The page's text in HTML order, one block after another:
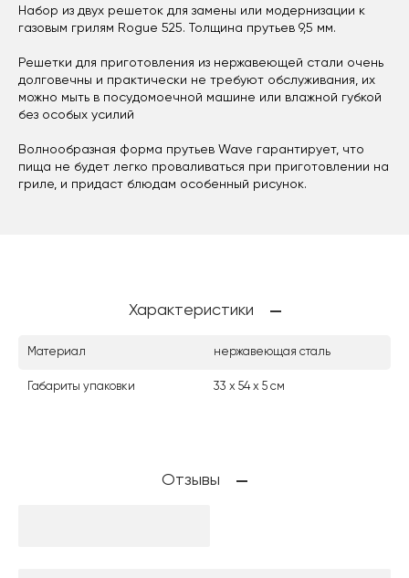
Набор из двух решеток для замены или модернизации к
газовым грилям Rogue 525. Толщина прутьев 9,5 мм.
Решетки для приготовления из нержавеющей стали очень
долговечны и практически не требуют обслуживания, их
можно мыть в посудомоечной машине или влажной губкой
без особых усилий
Волнообразная форма прутьев Wave гарантирует, что
пища не будет легко проваливаться при приготовлении на
гриле, и придаст блюдам особенный рисунок.
Характеристики
Материал нержавеющая сталь
Габариты упаковки 33 х 54 х 5 см
Отзывы